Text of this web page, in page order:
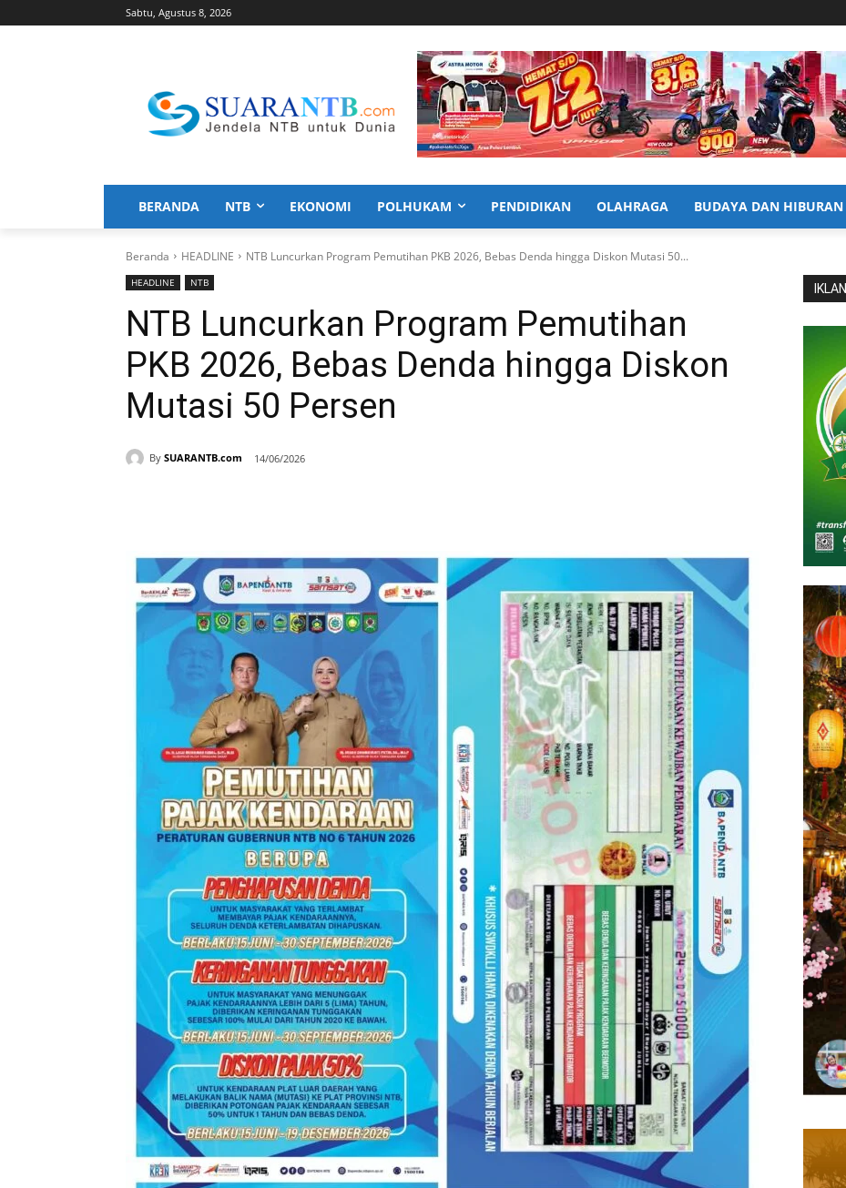
Sabtu, Agustus 8, 2026
BERANDA NTB EKONOMI POLHUKAM PENDIDIKAN OLAHRAGA BUDAYA DAN HIBURAN
Beranda HEADLINE NTB Luncurkan Program Pemutihan PKB 2026, Bebas Denda hingga Diskon Mutasi 50...
HEADLINE NTB
NTB Luncurkan Program Pemutihan
PKB 2026, Bebas Denda hingga Diskon
Mutasi 50 Persen
By SUARANTB.com 14/06/2026
IKLAN